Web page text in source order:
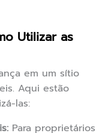
Utilizar as
em um sítio
Aqui estão
las:
Para proprietários